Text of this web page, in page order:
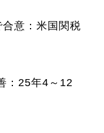
意：米国関税
：25年4～12